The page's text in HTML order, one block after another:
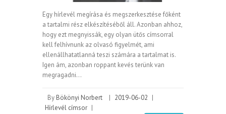
Egy hírlevél megírása és megszerkesztése főként
a tartalmi rész elkészítéséből áll. Azonban ahhoz,
hogy ezt megnyissák, egy olyan ütős címsorral
kell felhívnunk az olvasó figyelmét, ami
ellenállhatatlanná teszi számára a tartalmat is.
Igen ám, azonban roppant kevés terünk van
megragadni…
By Bökönyi Norbert | 2019-06-02 |
Hírlevél címsor |